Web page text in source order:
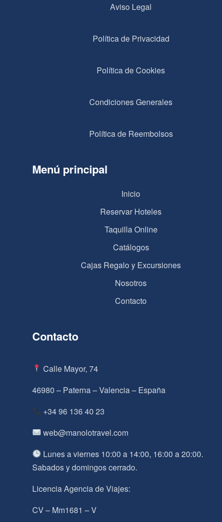
Aviso Legal
Política de Privacidad
Política de Cookies
Condiciones Generales
Política de Reembolsos
Menú principal
Inicio
Reservar Hoteles
Taquilla Online
Catálogos
Cajas Regalo y Excursiones
Nosotros
Contacto
Contacto
Calle Mayor, 74
46980 – Paterna – Valencia – España
+34 96 136 40 23
web@manolotravel.com
Lunes a viernes 10:00 a 14:00, 16:00 a 20:00.
Sabados y domingos cerrado.
Licencia Agencia de Viajes:
CV – Mm1681 – V